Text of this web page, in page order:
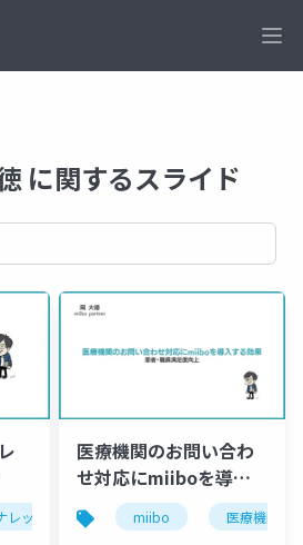
に関するスライド
レッジデータストア miibo
医療機関のお問い合わ
せ対応にmiiboを導入
する効果-患者･職員満
足度向上
miibo 医療機関